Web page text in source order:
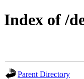
Index of /
Parent Directory